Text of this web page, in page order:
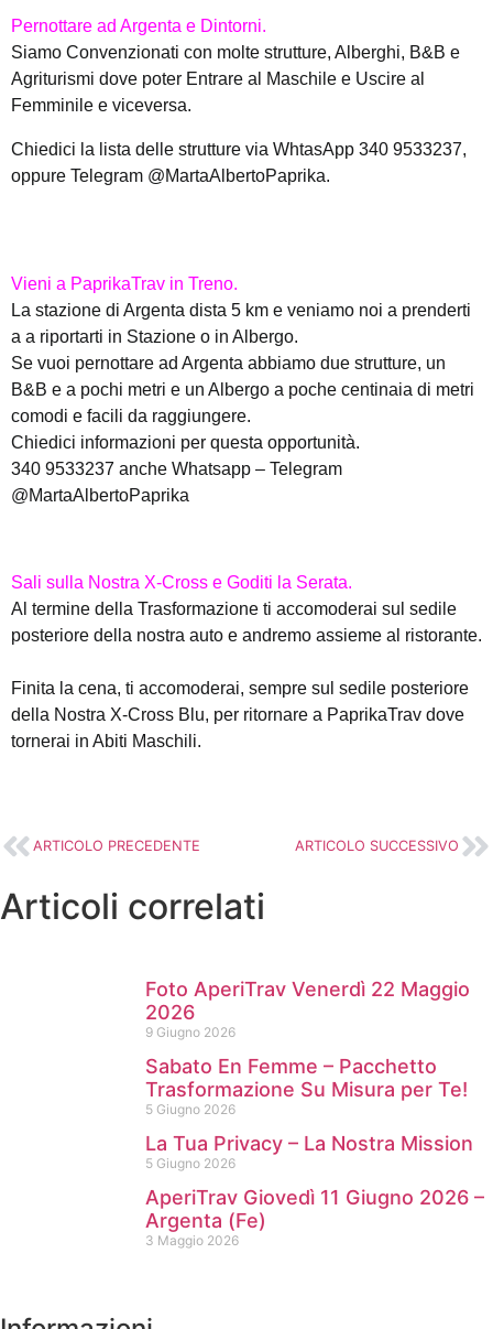
Pernottare ad Argenta e Dintorni.
Siamo Convenzionati con molte strutture, Alberghi, B&B e
Agriturismi dove poter Entrare al Maschile e Uscire al
Femminile e viceversa.
Chiedici la lista delle strutture via WhtasApp 340 9533237,
oppure Telegram @MartaAlbertoPaprika.
Vieni a PaprikaTrav in Treno.
La stazione di Argenta dista 5 km e veniamo noi a prenderti
a a riportarti in Stazione o in Albergo.
Se vuoi pernottare ad Argenta abbiamo due strutture, un
B&B e a pochi metri e un Albergo a poche centinaia di metri
comodi e facili da raggiungere.
Chiedici informazioni per questa opportunità.
340 9533237 anche Whatsapp – Telegram
@MartaAlbertoPaprika
Sali sulla Nostra X-Cross e Goditi la Serata.
Al termine della Trasformazione ti accomoderai sul sedile
posteriore della nostra auto e andremo assieme al ristorante.
Finita la cena, ti accomoderai, sempre sul sedile posteriore
della Nostra X-Cross Blu, per ritornare a PaprikaTrav dove
tornerai in Abiti Maschili.
ARTICOLO PRECEDENTE ARTICOLO SUCCESSIVO
Articoli correlati
Foto AperiTrav Venerdì 22 Maggio
2026
9 Giugno 2026
Sabato En Femme – Pacchetto
Trasformazione Su Misura per Te!
5 Giugno 2026
La Tua Privacy – La Nostra Mission
5 Giugno 2026
AperiTrav Giovedì 11 Giugno 2026 –
Argenta (Fe)
3 Maggio 2026